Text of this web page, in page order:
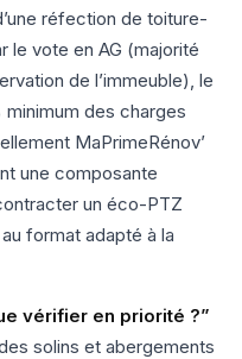
réfection de toiture-
le vote en AG (majorité
de l’immeuble), le
des charges
MaPrimeRénov’
une composante
un éco-PTZ
format adapté à la
vérifier en priorité ?”
solins et abergements